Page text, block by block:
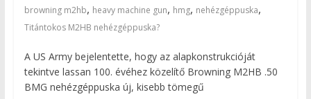
browning m2hb, heavy machine gun, hmg, nehézgéppuska,
Titántokos M2HB nehézgéppuska?
A US Army bejelentette, hogy az alapkonstrukcióját
tekintve lassan 100. évéhez közelítő Browning M2HB .50
BMG nehézgéppuska új, kisebb tömegű